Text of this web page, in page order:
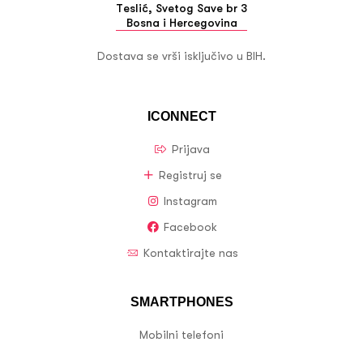
ICONNECT
Prijava
Registruj se
Instagram
Facebook
Kontaktirajte nas
SMARTPHONES
Mobilni telefoni
Teslić, Svetog Save br 3
Bosna i Hercegovina
Dostava se vrši isključivo u BIH.